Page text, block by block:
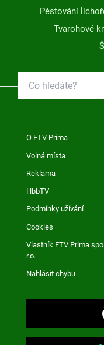
Pěstování
Tvarohové
O FTV Prima
Volná místa
Reklama
HbbTV
Podmínky užívání
Cookies
Vlastník FTV Prima
r.o.
Nahlásit chybu